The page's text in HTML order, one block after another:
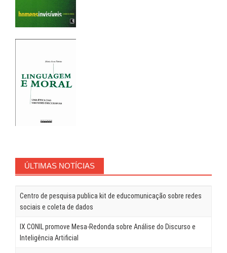
ÚLTIMAS NOTÍCIAS
Centro de pesquisa publica kit de educomunicação sobre redes
sociais e coleta de dados
IX CONIL promove Mesa-Redonda sobre Análise do Discurso e
Inteligência Artificial